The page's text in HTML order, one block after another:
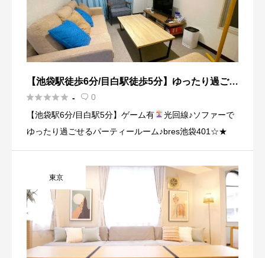
【池袋駅徒歩6分/目白駅徒歩5分】ゆったり過ごせ
るパーティールーム♪bres池袋☆★Wi-Fi無料♪
 -  0
【池袋駅6分/目白駅5分】ゲーム有
光回線♪ソファーで
ゆったり過ごせるパーティールーム♪bres池袋401☆★
東京